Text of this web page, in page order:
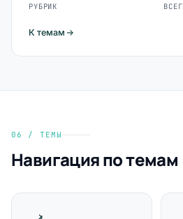
РУБРИК
К темам
06 / ТЕМЫ
Навигация по темам